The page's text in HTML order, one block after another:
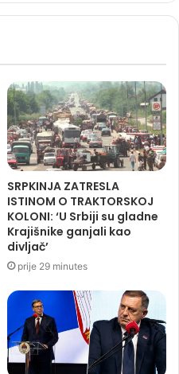
SRPKINJA ZATRESLA
ISTINOM O TRAKTORSKOJ
KOLONI: ‘U Srbiji su gladne
Krajišnike ganjali kao
divljač’
prije 29 minutes